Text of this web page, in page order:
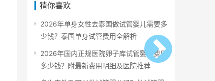
猜你喜欢
2026年单身女性去泰国做试管婴儿需要多
少钱？泰国单身试管费用全解析
2026年国内正规医院卵子库试管婴儿费用
多少钱？附最新费用明细及医院推荐